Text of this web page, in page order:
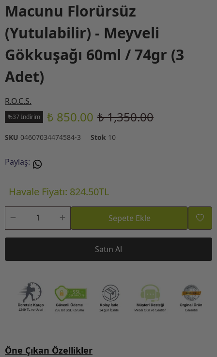
Macunu Florürsüz
(Yutulabilir) - Meyveli
Gökkuşağı 60ml / 74gr (3
Adet)
R.O.C.S.
%37 İndirim ₺ 850.00 ₺ 1,350.00
SKU 04607034474584-3 Stok 10
Paylaş:
Havale Fiyatı: 824.50TL
Sepete Ekle
Satın Al
Öne Çıkan Özellikler